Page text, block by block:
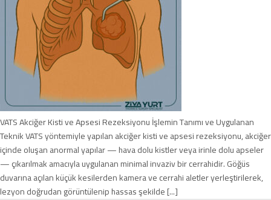
VATS Akciğer Kisti ve Apsesi Rezeksiyonu İşlemin Tanımı ve Uygulanan
Teknik VATS yöntemiyle yapılan akciğer kisti ve apsesi rezeksiyonu, akciğer
içinde oluşan anormal yapılar — hava dolu kistler veya irinle dolu apseler
— çıkarılmak amacıyla uygulanan minimal invaziv bir cerrahidir. Göğüs
duvarına açılan küçük kesilerden kamera ve cerrahi aletler yerleştirilerek,
lezyon doğrudan görüntülenip hassas şekilde [...]